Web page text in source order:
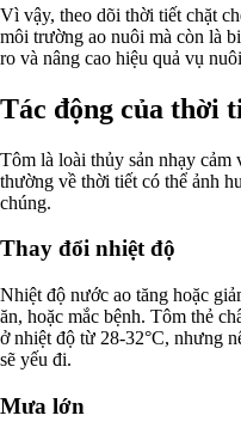
Vì vậy, theo dõi thời tiết chặt
môi trường ao nuôi mà còn là
ro và nâng cao hiệu quả vụ
Tác động của thời
Tôm là loài thủy sản nhạy
thường về thời tiết có thể ảnh
chúng.
Thay đổi nhiệt độ
Nhiệt độ nước ao tăng hoặc
ăn, hoặc mắc bệnh. Tôm thẻ
ở nhiệt độ từ 28-32°C, nhưng
sẽ yếu đi.
Mưa lớn